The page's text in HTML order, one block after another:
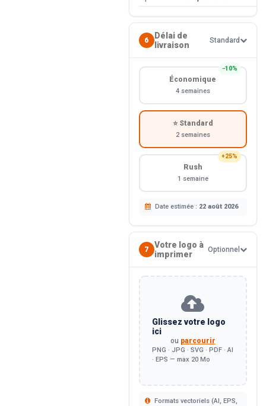
6
Délai de
livraison
Standard
−10%
Économique
4 semaines
⭐ Standard
2 semaines
+25%
Rush
1 semaine
Date estimée : 22 août 2026
7
Votre logo à
imprimer
Optionnel
Glissez votre logo
ici
ou parcourir
PNG · JPG · SVG · PDF · AI
· EPS — max 20 Mo
Formats vectoriels (AI, EPS,